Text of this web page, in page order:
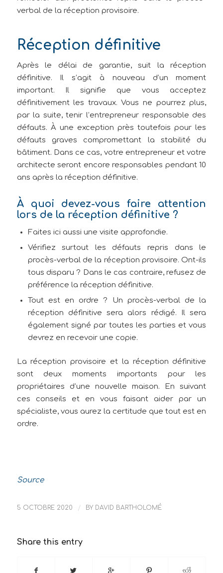
verbal de la réception provisoire.
Réception définitive
Après le délai de garantie, suit la réception
définitive. Il s’agit à nouveau d’un moment
important. Il signifie que vous acceptez
définitivement les travaux. Vous ne pourrez plus,
par la suite, tenir l’entrepreneur responsable des
défauts. À une exception près toutefois pour les
défauts graves compromettant la stabilité du
bâtiment. Dans ce cas, votre entrepreneur et votre
architecte seront encore responsables pendant 10
ans après la réception définitive.
À quoi devez-vous faire attention
lors de la réception définitive ?
Faites ici aussi une visite approfondie.
Vérifiez surtout les défauts repris dans le
procès-verbal de la réception provisoire. Ont-ils
tous disparu ? Dans le cas contraire, refusez de
préférence la réception définitive.
Tout est en ordre ? Un procès-verbal de la
réception définitive sera alors rédigé. Il sera
également signé par toutes les parties et vous
devrez en recevoir une copie.
La réception provisoire et la réception définitive
sont deux moments importants pour les
propriétaires d’une nouvelle maison. En suivant
ces conseils et en vous faisant aider par un
spécialiste, vous aurez la certitude que tout est en
ordre.
Source
5 OCTOBRE 2020 / BY DAVID BARTHOLOMÉ
Share this entry